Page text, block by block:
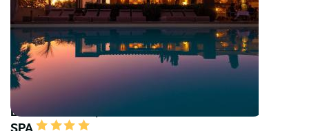
LOGIS HOTELS | Teritoria la Dimora Hôtel &
SPA